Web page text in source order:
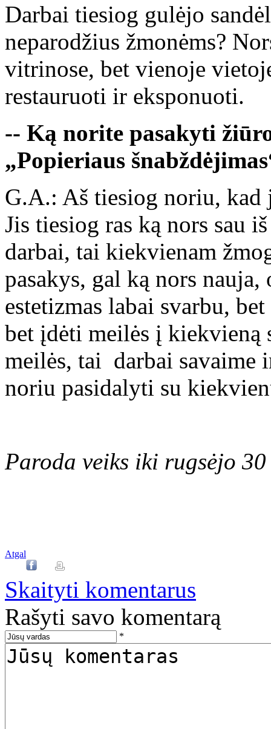
Darbai tiesiog gulėjo
neparodžius žmonėms?
vitrinose, bet vienoje
restauruoti ir eksponuoti.
-- Ką norite pasakyti
„Popieriaus
G.A.: Aš tiesiog noriu, kad
Jis tiesiog ras ką nors sau
darbai, tai kiekvienam
pasakys, gal ką nors
estetizmas labai svarbu,
bet įdėti meilės į kiekvieną
meilės, tai darbai savaime
noriu pasidalyti su
Paroda veiks iki rugsėjo
Atgal
Skaityti komentarus
Rašyti savo komentarą
*